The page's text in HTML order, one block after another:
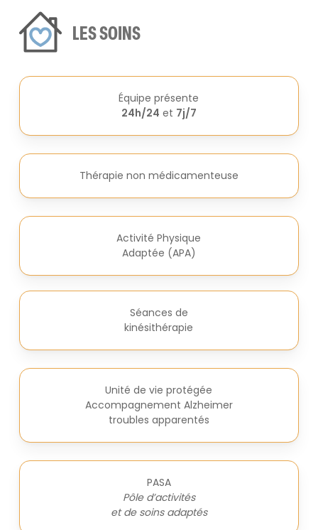
indépendants
personnes âgées autonomes
vivre dans uncadre agréable et sécurisé
conservant leur
bénéficier du
, tout en étantentouré par des professionnels
semi-autonomes, en leur proposant desservices
d’aides à domicileainsi qu’unsuivi médical
C’est la
dans uncadre plus sécurisant.
LES SOINS
Équipe présente
24h/24 et 7j/7
Thérapie non médicamenteuse
Activité Physique
Adaptée (APA)
Séances de
kinésithérapie
Unité de vie protégée
Accompagnement Alzheimer
troubles apparentés
PASA
Pôle d’activités
et de soins adaptés